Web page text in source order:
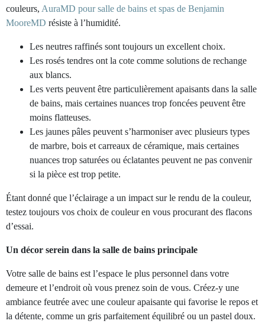
couleurs, AuraMD pour salle de bains et spas de Benjamin
MooreMD résiste à l’humidité.
Les neutres raffinés sont toujours un excellent choix.
Les rosés tendres ont la cote comme solutions de rechange
aux blancs.
Les verts peuvent être particulièrement apaisants dans la salle
de bains, mais certaines nuances trop foncées peuvent être
moins flatteuses.
Les jaunes pâles peuvent s’harmoniser avec plusieurs types
de marbre, bois et carreaux de céramique, mais certaines
nuances trop saturées ou éclatantes peuvent ne pas convenir
si la pièce est trop petite.
Étant donné que l’éclairage a un impact sur le rendu de la couleur,
testez toujours vos choix de couleur en vous procurant des flacons
d’essai.
Un décor serein dans la salle de bains principale
Votre salle de bains est l’espace le plus personnel dans votre
demeure et l’endroit où vous prenez soin de vous. Créez-y une
ambiance feutrée avec une couleur apaisante qui favorise le repos et
la détente, comme un gris parfaitement équilibré ou un pastel doux.